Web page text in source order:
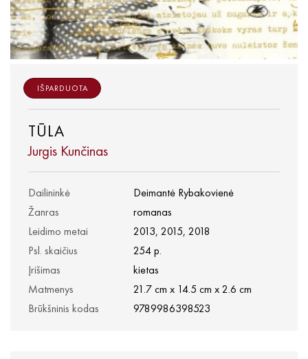
TŪLA
Jurgis Kunčinas
Dailininkė
Deimantė Rybakovienė
Žanras
romanas
Leidimo metai
2013, 2015, 2018
Psl. skaičius
254 p.
Įrišimas
kietas
Matmenys
21.7 cm x 14.5 cm x 2.6 cm
Brūkšninis kodas
9789986398523
IŠPARDUOTA